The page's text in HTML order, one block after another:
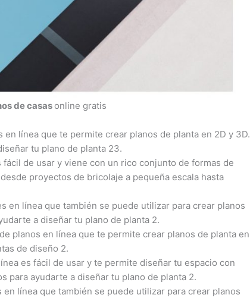
de casas online gratis
línea que te permite crear planos de planta en 2D y 3D.
tu plano de planta 23.
de usar y viene con un rico conjunto de formas de
proyectos de bricolaje a pequeña escala hasta
en línea que también se puede utilizar para crear planos
a diseñar tu plano de planta 2.
planos en línea que te permite crear planos de planta en
de diseño 2.
es fácil de usar y te permite diseñar tu espacio con
para ayudarte a diseñar tu plano de planta 2.
línea que también se puede utilizar para crear planos